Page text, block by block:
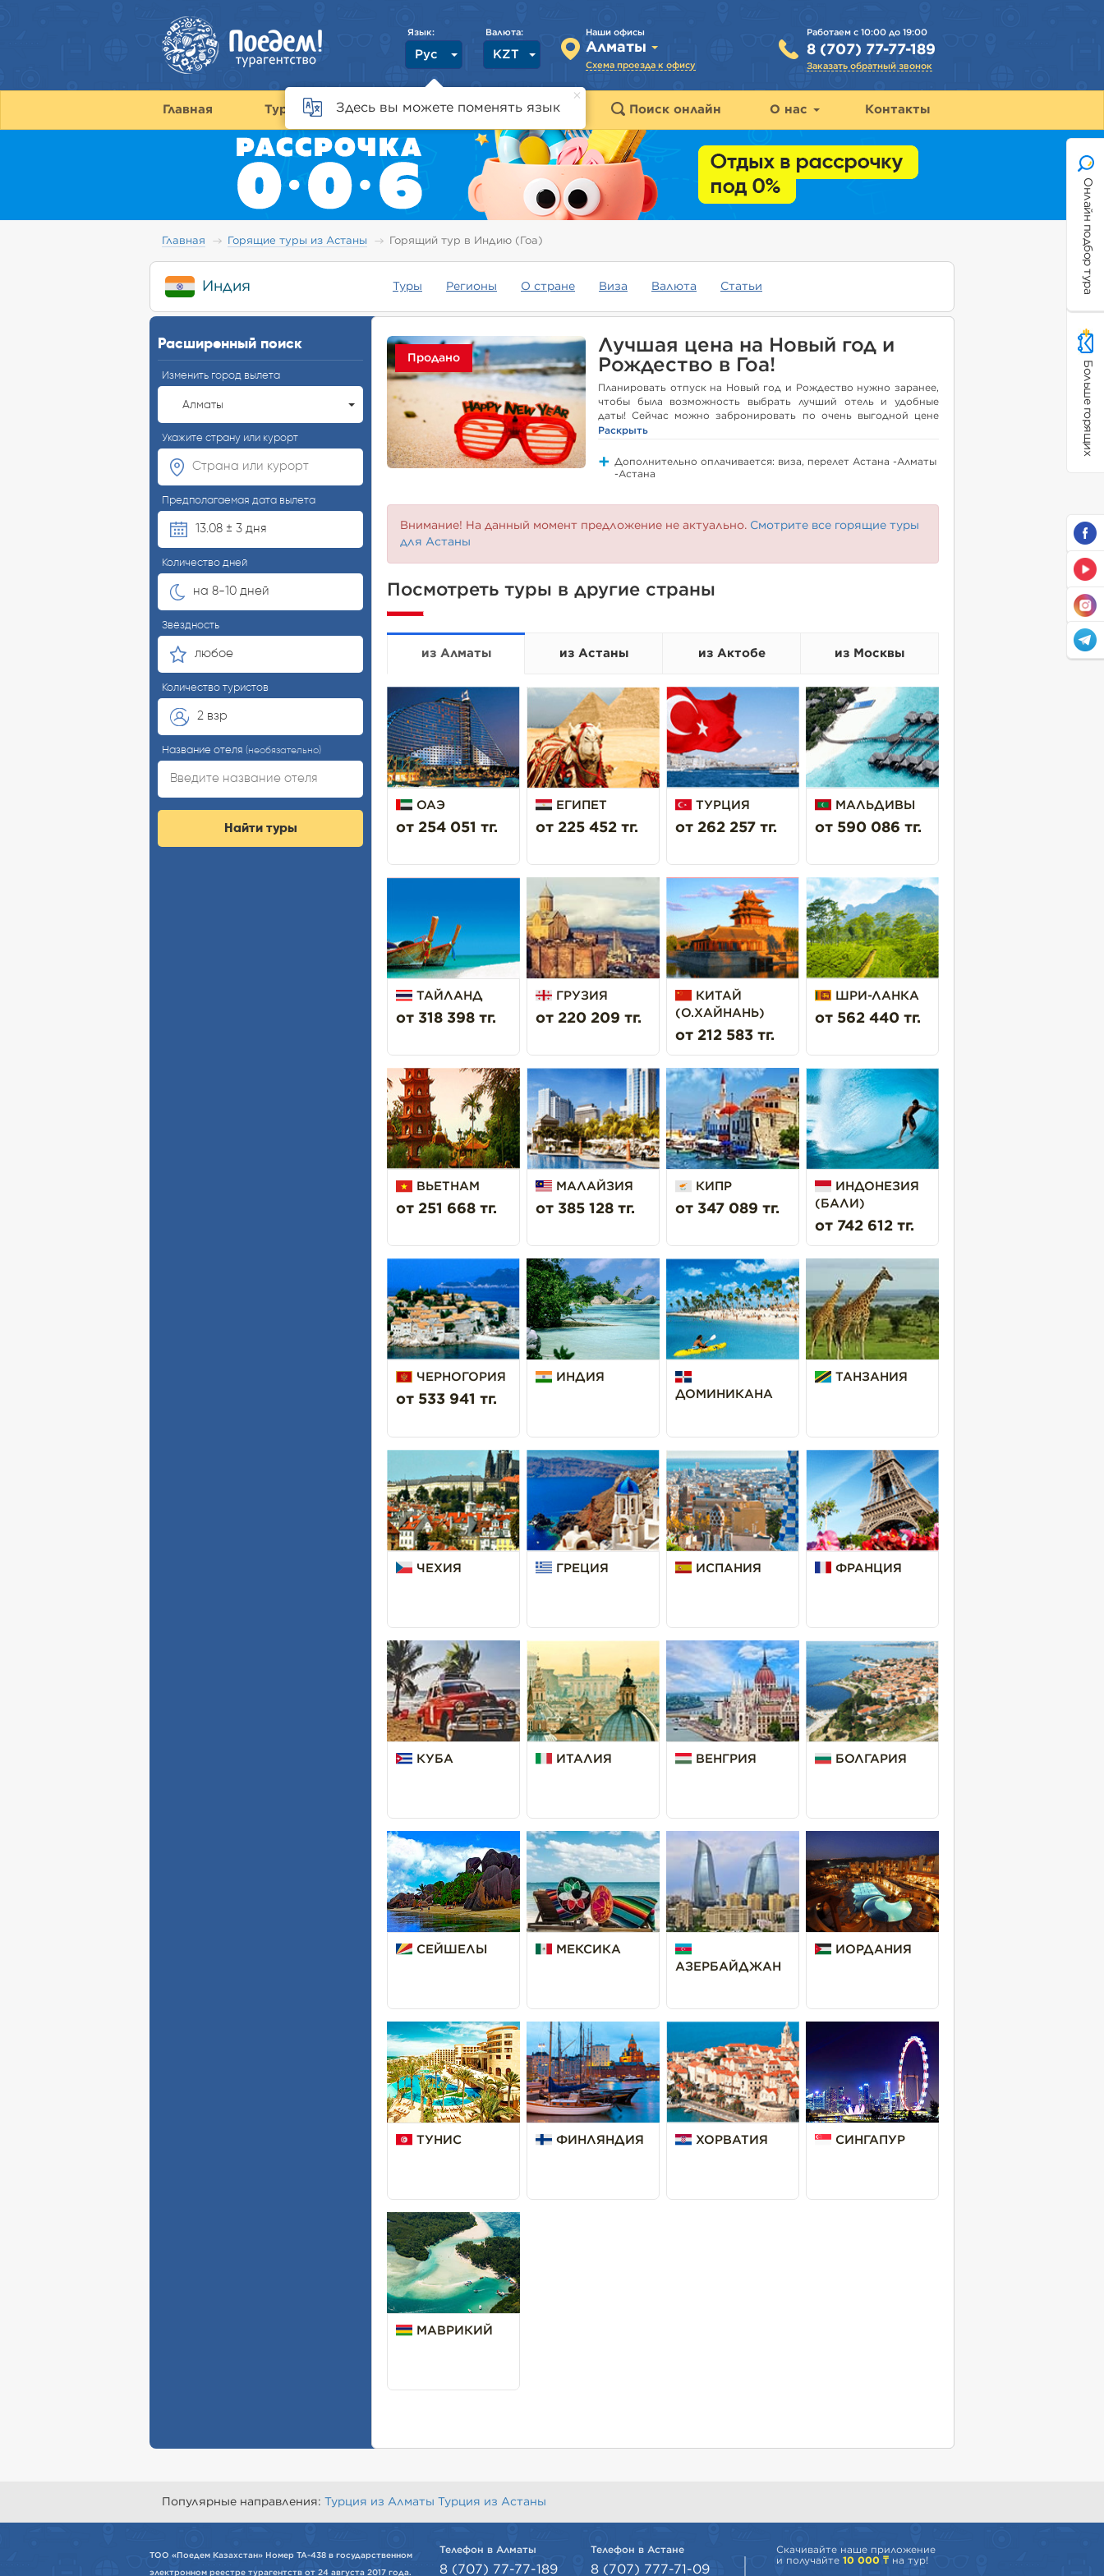
Работаем с 10:00 до 19:00
8 (707) 77-77-189
Заказать обратный звонок
Наши офисы
Алматы
Схема проезда к офису
Валюта:
KZT
Язык:
Рус
Здесь вы можете поменять язык
Главная Туры Страны Горящие туры Поиск онлайн О нас Контакты
Онлайн подбор тура
Больше горящих
Главная Горящие туры из Астаны Горящий тур в Индию (Гоа)
Индия Туры Регионы О стране Виза Валюта Статьи
Расширенный поиск
Изменить город вылета
Алматы
Укажите страну или курорт
Предполагаемая дата вылета
13.08 ± 3 дня
Количество дней
на 8-10 дней
Звёздность
любое
Количество туристов
2 взр
Название отеля (необязательно)
Найти туры
Продано
Лучшая цена на Новый год и
Рождество в Гоа!
Планировать отпуск на Новый год и Рождество нужно заранее,
чтобы была возможность выбрать лучший отель и удобные
даты! Сейчас можно забронировать по очень выгодной цене
пляжный отдых в Гоа! Количество билетов на перелет прямым
Раскрыть
Дополнительно оплачивается: виза, перелет Астана -Алматы
-Астана
Внимание! На данный момент предложение не актуально. Смотрите все горящие туры
для Астаны
Посмотреть туры в другие страны
из Алматы из Астаны из Актобе из Москвы
ОАЭ
от 254 051 тг.
ЕГИПЕТ
от 225 452 тг.
ТУРЦИЯ
от 262 257 тг.
МАЛЬДИВЫ
от 590 086 тг.
ТАЙЛАНД
от 318 398 тг.
ГРУЗИЯ
от 220 209 тг.
КИТАЙ
(О.ХАЙНАНЬ)
от 212 583 тг.
ШРИ-ЛАНКА
от 562 440 тг.
ВЬЕТНАМ
от 251 668 тг.
МАЛАЙЗИЯ
от 385 128 тг.
КИПР
от 347 089 тг.
ИНДОНЕЗИЯ
(БАЛИ)
от 742 612 тг.
ЧЕРНОГОРИЯ
от 533 941 тг.
ИНДИЯ
ДОМИНИКАНА
ТАНЗАНИЯ
ЧЕХИЯ ГРЕЦИЯ ИСПАНИЯ ФРАНЦИЯ
КУБА ИТАЛИЯ ВЕНГРИЯ БОЛГАРИЯ
СЕЙШЕЛЫ
МЕКСИКА
АЗЕРБАЙДЖАН
ИОРДАНИЯ
ТУНИС ФИНЛЯНДИЯ ХОРВАТИЯ СИНГАПУР
МАВРИКИЙ
Популярные направления: Турция из Алматы Турция из Астаны
ТОО «Поедем Казахстан» Номер ТА-438 в государственном
электронном реестре турагентств от 24 августа 2017 года.
Телефон в Алматы
8 (707) 77-77-189
Телефон в Астане
8 (707) 777-71-09
Скачивайте наше приложение
и получайте10 000 ₸ на тур!